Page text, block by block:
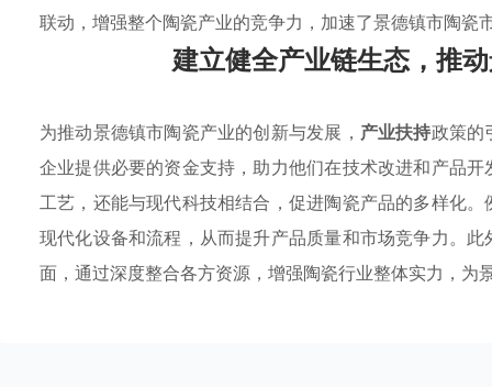
联动，增强整个陶瓷产业的竞争力，加速了景德镇市陶瓷
建立健全产业链生态，推
为推动景德镇市陶瓷产业的创新与发展， 产业扶持政策的
企业提供必要的资金支持，助力他们在技术改进和产品
工艺，还能与现代科技相结合，促进陶瓷产品的多样化
现代化设备和流程，从而提升产品质量和市场竞争力。
面，通过深度整合各方资源，增强陶瓷行业整体实力，为